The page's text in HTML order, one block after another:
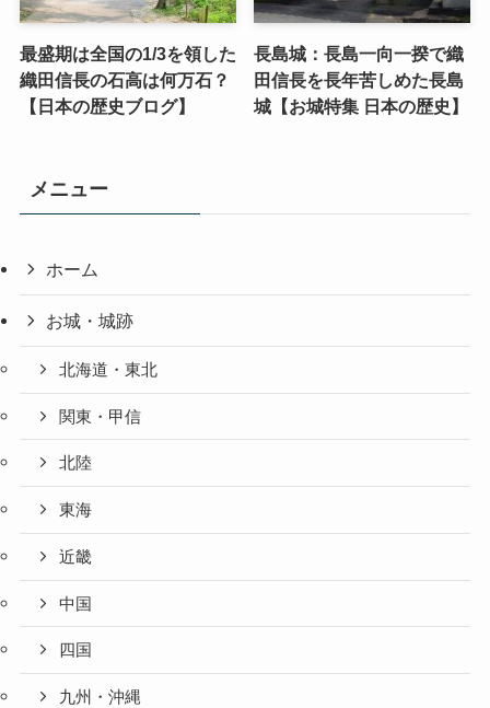
最盛期は全国の1/3を領した
織田信長の石高は何万石？
【日本の歴史ブログ】
長島城：長島一向一揆で織
田信長を長年苦しめた長島
城【お城特集 日本の歴史】
メニュー
ホーム
お城・城跡
北海道・東北
関東・甲信
北陸
東海
近畿
中国
四国
九州・沖縄